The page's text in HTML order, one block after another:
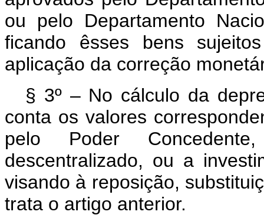
ou pelo Departamento
ficando êsses bens
aplicação da correção
§ 3º – No cálculo da
conta os valores
pelo Poder
descentralizado, ou a
visando à reposição,
trata o artigo anterior.